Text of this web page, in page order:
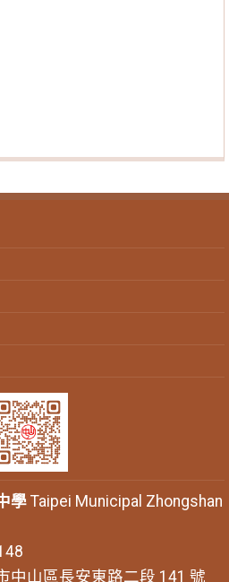
學Taipei Municipal Zhongshan
中山區長安東路二段 141 號